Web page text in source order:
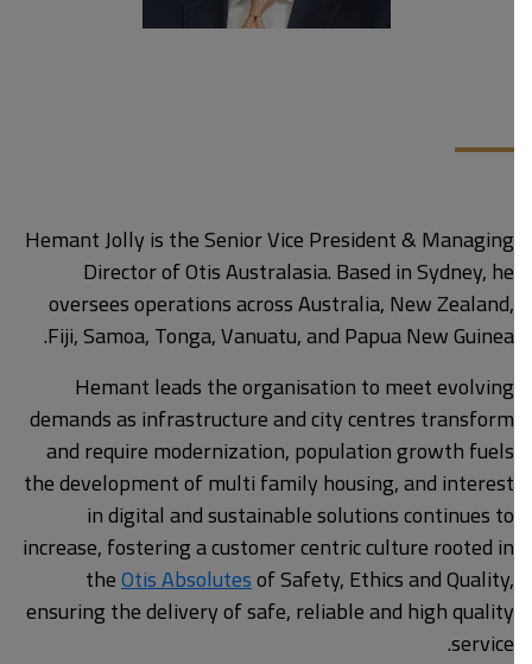
Hemant Jolly is the Senior Vice President & Managing
Director of Otis Australasia. Based in Sydney, he
oversees operations across Australia, New Zealand,
Fiji, Samoa, Tonga, Vanuatu, and Papua New Guinea.
Hemant leads the organisation to meet evolving
demands as infrastructure and city centres transform
and require modernization, population growth fuels
the development of multi family housing, and interest
in digital and sustainable solutions continues to
increase, fostering a customer centric culture rooted in
theOtis Absolutesof Safety, Ethics and Quality,
ensuring the delivery of safe, reliable and high quality
service.